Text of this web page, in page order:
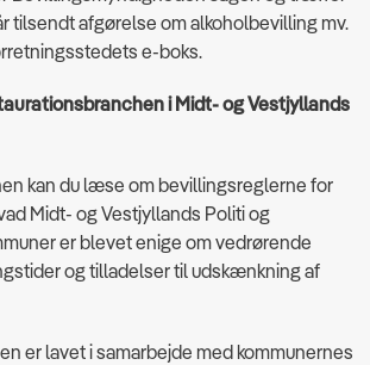
tilsendt afgørelse om alkoholbevilling mv.
e-boks.
i Midt- og Vestjyllands
kan du læse om bevillingsreglerne for
Midt- og Vestjyllands Politi og
er blevet enige om vedrørende
og tilladelser til udskænkning af
er lavet i samarbejde med kommunernes